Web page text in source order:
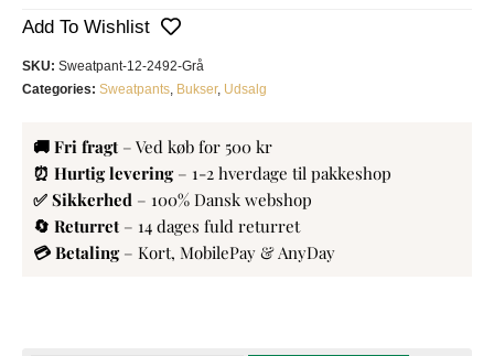
Add To Wishlist
SKU: Sweatpant-12-2492-Grå
Categories: Sweatpants, Bukser, Udsalg
🚚 Fri fragt – Ved køb for 500 kr
⏰ Hurtig levering – 1-2 hverdage til pakkeshop
✅ Sikkerhed – 100% Dansk webshop
🔄 Returret – 14 dages fuld returret
💳 Betaling – Kort, MobilePay & AnyDay